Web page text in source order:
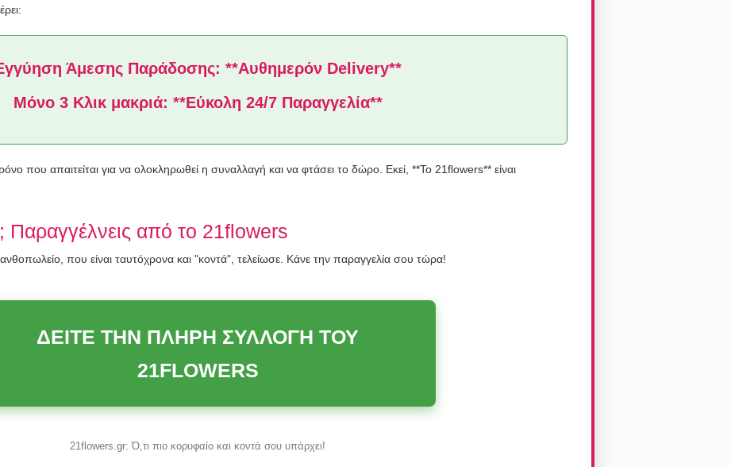
Άμεσης Παράδοσης: **Αυθημερόν Delivery**
Μόνο 3 Κλικ μακριά: **Εύκολη 24/7 Παραγγελία**
που απαιτείται για να ολοκληρωθεί η συναλλαγή και να φτάσει το δώρο. Εκεί, **Το 21flowers** είναι
Παραγγέλνεις από το 21flowers
που είναι ταυτόχρονα και "κοντά", τελείωσε. Κάνε την παραγγελία σου τώρα!
ΔΕΙΤΕ ΤΗΝ ΠΛΗΡΗ ΣΥΛΛΟΓΗ ΤΟΥ
21FLOWERS
21flowers.gr: Ό,τι πιο κορυφαίο και κοντά σου υπάρχει!